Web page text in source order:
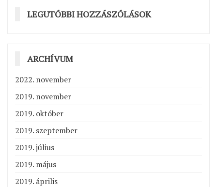
LEGUTÓBBI HOZZÁSZÓLÁSOK
ARCHÍVUM
2022. november
2019. november
2019. október
2019. szeptember
2019. július
2019. május
2019. április